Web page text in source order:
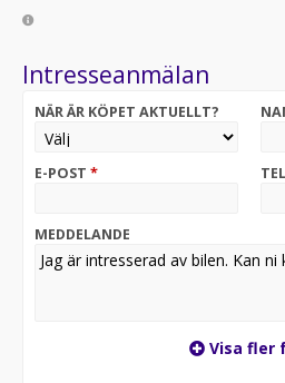
Intresseanmälan
NÄR ÄR KÖPET AKTUELLT?
E-POST *
MEDDELANDE
Visa fler